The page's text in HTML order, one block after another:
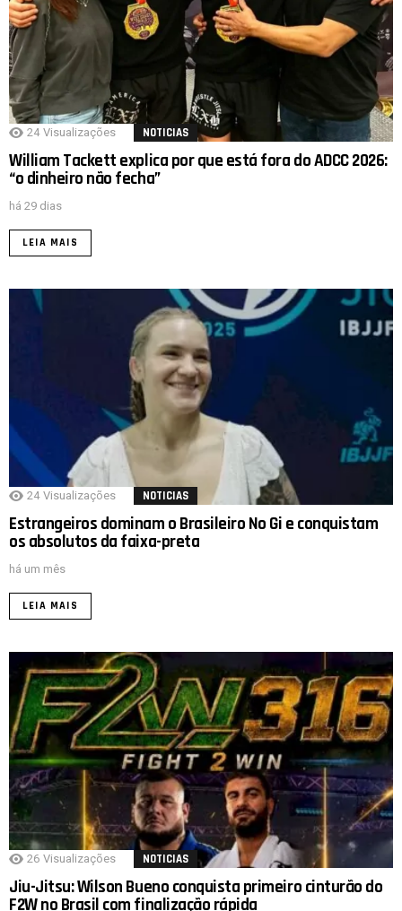
24 Visualizações NOTICIAS
William Tackett explica por que está fora do ADCC 2026:
“o dinheiro não fecha”
há 29 dias
LEIA MAIS
24 Visualizações NOTICIAS
Estrangeiros dominam o Brasileiro No Gi e conquistam
os absolutos da faixa-preta
há um mês
LEIA MAIS
26 Visualizações NOTICIAS
Jiu-Jitsu: Wilson Bueno conquista primeiro cinturão do
F2W no Brasil com finalização rápida